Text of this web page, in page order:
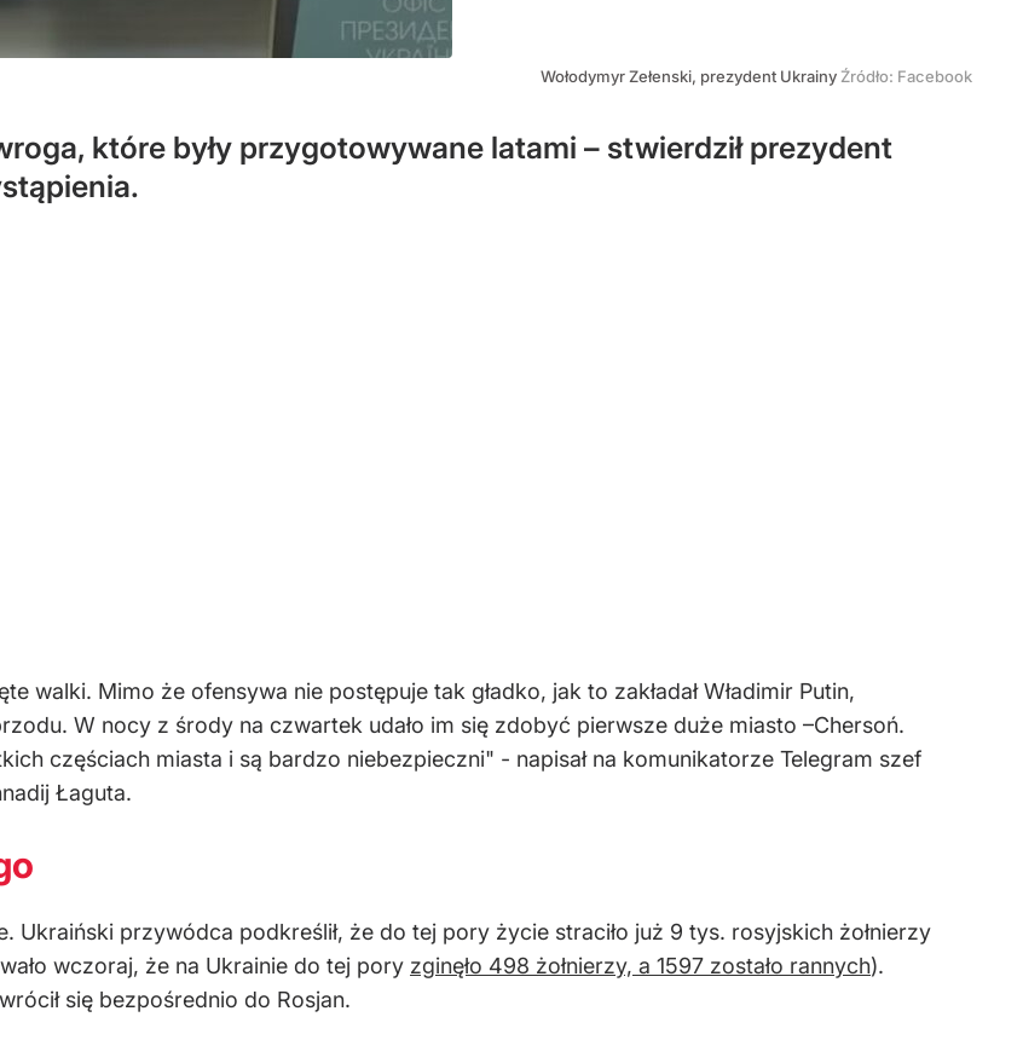
Wołodymyr Zełenski, prezydent Ukrainy Źródło: Facebook
które były przygotowywane latami – stwierdził prezydent
walki. Mimo że ofensywa nie postępuje tak gładko, jak to zakładał Władimir Putin,
W nocy z środy na czwartek udało im się zdobyć pierwsze duże miasto –Chersoń.
częściach miasta i są bardzo niebezpieczni" - napisał na komunikatorze Telegram szef
Łaguta.
Ukraiński przywódca podkreślił, że do tej pory życie straciło już 9 tys. rosyjskich żołnierzy
wczoraj, że na Ukrainie do tej pory zginęło 498 żołnierzy, a 1597 zostało rannych).
się bezpośrednio do Rosjan.